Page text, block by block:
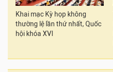
Khai mạc Kỳ họp không
thường lệ lần thứ nhất, Quốc
hội khóa XVI